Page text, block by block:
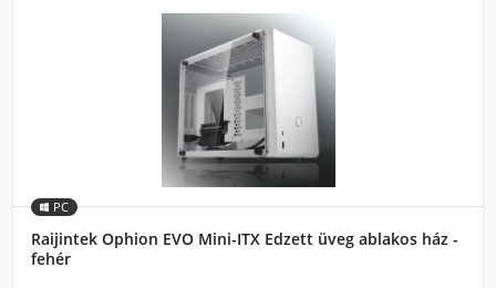
PC
Raijintek Ophion EVO Mini-ITX Edzett üveg ablakos ház -
fehér